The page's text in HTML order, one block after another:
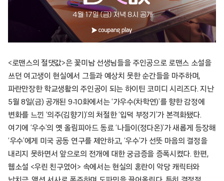
<로맨스의 절댓값>은 꽃미남 선생님들을 주인공으로 로맨스 소설을
쓰던 여고생이 현실에서 그들과 예상치 못한 순간들을 마주하며,
파란만장한 학교생활의 주인공이 되는 하이틴 코미디 시리즈다. 지난
5월 8일(금) 공개된 9-10화에서는 ‘가우수(차학연)’를 향한 감정에
변화를 느낀 ‘의주(김향기)’의 처절한 ‘입덕 부정기’가 본격화됐다.
여기에 ‘우수’의 옛 올림피아드 동료 ‘나들이(정다온)’가 새롭게 등장해
‘우수’에게 미국 공동 연구를 제안하고, ‘우수’가 선뜻 마음의 결정을
내리지 못하면서 앞으로의 전개에 대한 궁금증을 증폭시켰다. 한편,
웹소설 <우린 친구였어> 속에서는 현실의 혼란이 악당 캐릭터와